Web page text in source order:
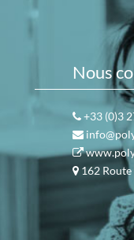
Nous
+33 (0)3
162